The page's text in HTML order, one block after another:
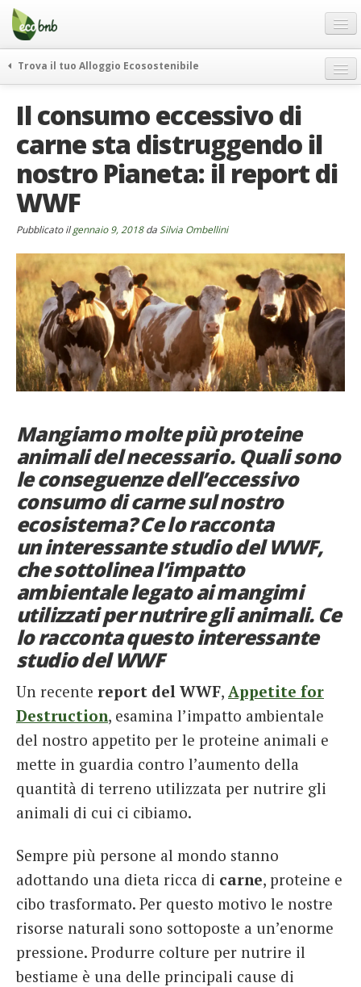
Menu
Salta
contenuto
Offerte Speciali
Regali
FAQ
Chi Siamo
Partner
Contatti
Italiano
German
English
Spanish
French
Trova il tuo Alloggio Ecosostenibile
itinerari
curiosità
vivere e viaggiare verde
news ed eventi
ecohotel
Il consumo eccessivo di
carne sta distruggendo il
nostro Pianeta: il report di
WWF
Pubblicato ilgennaio 9, 2018da Silvia Ombellini
Mangiamo molte più proteine
animali del necessario. Quali sono
le conseguenze dell’eccessivo
consumo di carne sul nostro
ecosistema? Ce lo racconta
un interessante studio del WWF,
che sottolinea l’impatto
ambientale legato ai mangimi
utilizzati per nutrire gli animali. Ce
lo racconta questo interessante
studio del WWF
Un recente report del WWF, Appetite for
Destruction, esamina l’impatto ambientale
del nostro appetito per le proteine ​​animali e
mette in guardia contro l’aumento della
quantità di terreno utilizzata per nutrire gli
animali di cui ci cibiamo.
Sempre più persone al mondo stanno
adottando una dieta ricca di carne, proteine e
cibo trasformato. Per questo motivo le nostre
risorse naturali sono sottoposte a un’enorme
pressione. Produrre colture per nutrire il
bestiame è una delle principali cause di